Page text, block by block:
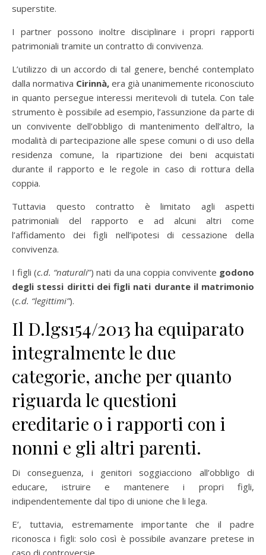
superstite.
I partner possono inoltre disciplinare i propri rapporti
patrimoniali tramite un contratto di convivenza.
L’utilizzo di un accordo di tal genere, benché contemplato
dalla normativa Cirinnà, era già unanimemente riconosciuto
in quanto persegue interessi meritevoli di tutela. Con tale
strumento è possibile ad esempio, l’assunzione da parte di
un convivente dell’obbligo di mantenimento dell’altro, la
modalità di partecipazione alle spese comuni o di uso della
residenza comune, la ripartizione dei beni acquistati
durante il rapporto e le regole in caso di rottura della
coppia.
Tuttavia questo contratto è limitato agli aspetti
patrimoniali del rapporto e ad alcuni altri come
l’affidamento dei figli nell’ipotesi di cessazione della
convivenza.
I figli (c.d. “naturali”) nati da una coppia convivente godono
degli stessi diritti dei figli nati durante il matrimonio
(c.d. “legittimi”).
Il D.lgs154/2013 ha equiparato
integralmente le due
categorie, anche per quanto
riguarda le questioni
ereditarie o i rapporti con i
nonni e gli altri parenti.
Di conseguenza, i genitori soggiacciono all’obbligo di
educare, istruire e mantenere i propri figli,
indipendentemente dal tipo di unione che li lega.
E’, tuttavia, estremamente importante che il padre
riconosca i figli: solo così è possibile avanzare pretese in
caso di controversie.